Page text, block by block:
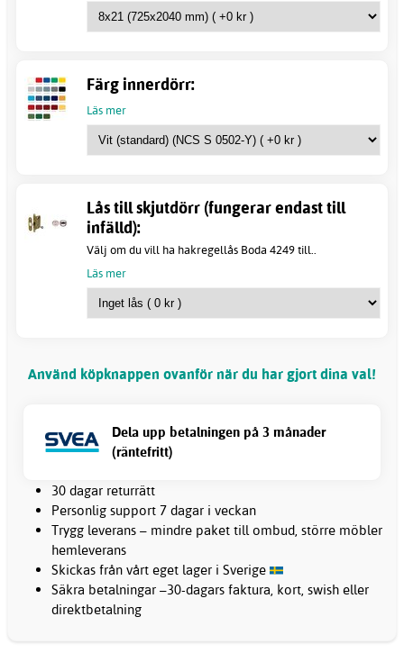
Färg innerdörr:
Läs mer
Lås till skjutdörr (fungerar endast till
infälld):
Välj om du vill ha hakregellås Boda 4249 till..
Läs mer
Använd köpknappen ovanför när du har gjort dina val!
Dela upp betalningen på 3 månader
(räntefritt)
30 dagar returrätt
Personlig support 7 dagar i veckan
Trygg leverans – mindre paket till ombud, större möbler
hemleverans
Skickas från vårt eget lager i Sverige
Säkra betalningar –30-dagars faktura, kort, swish eller
direktbetalning